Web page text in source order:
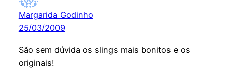
Margarida Godinho
25/03/2009
São sem dúvida os slings mais bonitos e os
originais!